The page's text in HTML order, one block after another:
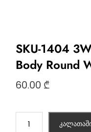
SKU-1404
Body Round
60.00 ₾